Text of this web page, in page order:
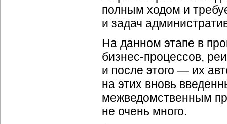
полным ходом и
и задач
На данном этапе в
бизнес-процессов,
и после этого — их
на этих вновь
межведомственным
не очень много.